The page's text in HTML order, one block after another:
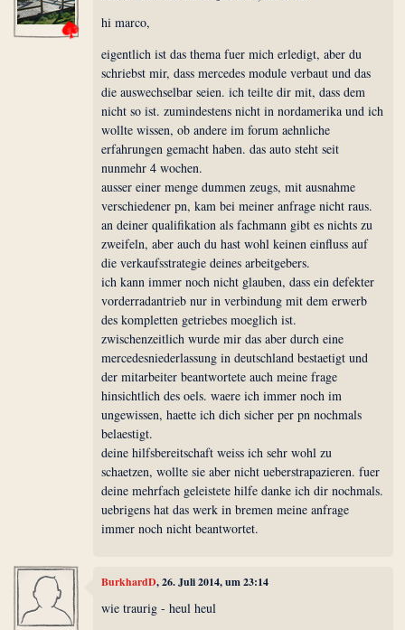
hi marco,
eigentlich ist das thema fuer mich erledigt, aber du
schriebst mir, dass mercedes module verbaut und das
die auswechselbar seien. ich teilte dir mit, dass dem
nicht so ist. zumindestens nicht in nordamerika und ich
wollte wissen, ob andere im forum aehnliche
erfahrungen gemacht haben. das auto steht seit
nunmehr 4 wochen.
ausser einer menge dummen zeugs, mit ausnahme
verschiedener pn, kam bei meiner anfrage nicht raus.
an deiner qualifikation als fachmann gibt es nichts zu
zweifeln, aber auch du hast wohl keinen einfluss auf
die verkaufsstrategie deines arbeitgebers.
ich kann immer noch nicht glauben, dass ein defekter
vorderradantrieb nur in verbindung mit dem erwerb
des kompletten getriebes moeglich ist.
zwischenzeitlich wurde mir das aber durch eine
mercedesniederlassung in deutschland bestaetigt und
der mitarbeiter beantwortete auch meine frage
hinsichtlich des oels. waere ich immer noch im
ungewissen, haette ich dich sicher per pn nochmals
belaestigt.
deine hilfsbereitschaft weiss ich sehr wohl zu
schaetzen, wollte sie aber nicht ueberstrapazieren. fuer
deine mehrfach geleistete hilfe danke ich dir nochmals.
uebrigens hat das werk in bremen meine anfrage
immer noch nicht beantwortet.
BurkhardD, 26. Juli 2014, um 23:14
wie traurig - heul heul